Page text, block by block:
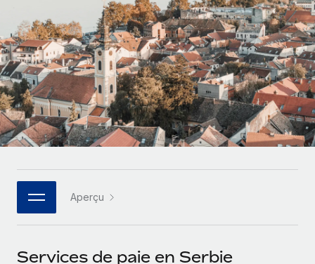
Sous-traitez les opérations complexes liées à l’emploi
INFRASTRUCTURE
Intégration Remote
Intégrez vos RH aux flux de travail en toute simplicité
Plateforme
Des fonctions RH clés intégrées pour votre équipe
Connectez n'importe quel outil d’IA à Remote grâce à
notre MCP
Rationalisez vos processus avec des outils essentiels
CROISSANCE
Start-ups
Des solutions agiles et internationales pour les RH et la
paie des entreprises en pleine croissance
Entreprises intermédiaires
Développez vos équipes avec des solutions RH sur
mesure
Entreprise
Les RH à l’international pour les grandes entreprises
Partenaires stratégiques de la tech
Découvrez les devises disponibles et les vitesses de
paiement pour vos freelances internationaux
APPRENDRE AVEC REMOTE
Recherche et guides
Études de cas
Checklists et modèles
Descriptions de postes
Deutsch
Español
Italiano
Português (Portugal)
日本語
한국어
Aperçu
Services de paie en Serbie